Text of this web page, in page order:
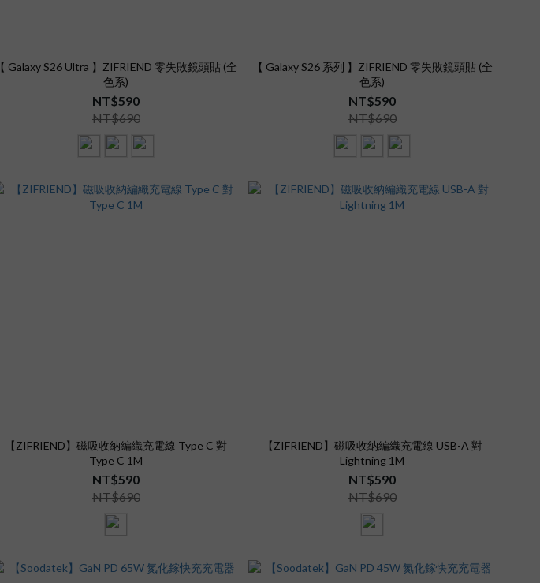
【 Galaxy S26 Ultra 】ZIFRIEND 零失敗鏡頭貼 (全
色系)
NT$590
NT$690
【 Galaxy S26 系列 】ZIFRIEND 零失敗鏡頭貼 (全
色系)
NT$590
NT$690
【ZIFRIEND】磁吸收納編織充電線 Type C 對
Type C 1M
NT$590
NT$690
【ZIFRIEND】磁吸收納編織充電線 USB-A 對
Lightning 1M
NT$590
NT$690